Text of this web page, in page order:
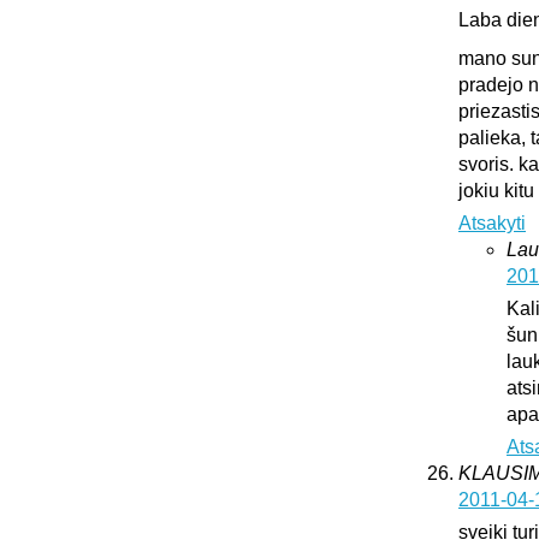
Laba
mano
pradejo
palieka,
svoris.
jokiu kitu
Atsakyti
2011-
sveiki